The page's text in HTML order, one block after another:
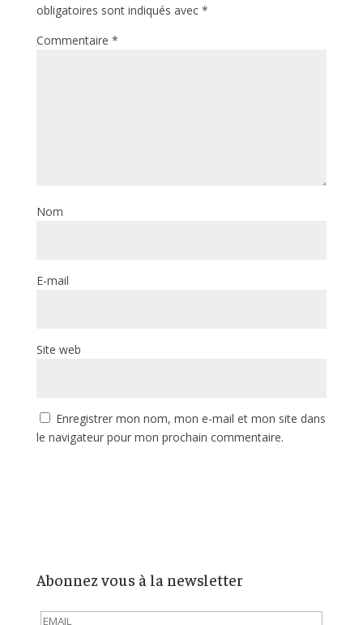
obligatoires sont indiqués avec *
Commentaire *
Nom
E-mail
Site web
Enregistrer mon nom, mon e-mail et mon site dans
le navigateur pour mon prochain commentaire.
Abonnez vous à la newsletter